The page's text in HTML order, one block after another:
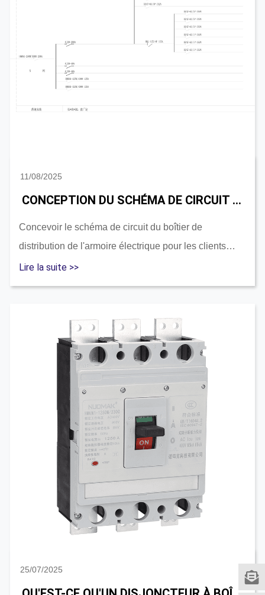
11/08/2025
CONCEPTION DU SCHÉMA DE CIRCUIT DU BOÎTIER DE DISTRIBUTION D'ARMOIRE D'ÉNERGIE POUR LES CLIENTS DU MALAWIEN.
Concevoir le schéma de circuit du boîtier de
distribution de l'armoire électrique pour les clients
malawiens....
Lire la suite >>
25/07/2025